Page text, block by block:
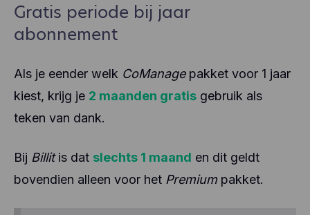
Gratis periode bij jaar
abonnement
Als je eender welk CoManagepakket voor 1 jaar
kiest, krijg je 2 maanden gratis gebruik als
teken van dank.
Bij Billitis dat slechts 1 maand en dit geldt
bovendien alleen voor het Premium pakket.